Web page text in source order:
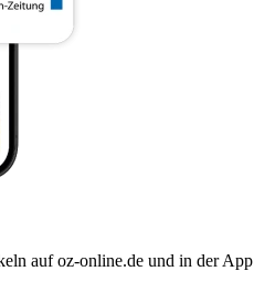
auf oz-online.de und in der App